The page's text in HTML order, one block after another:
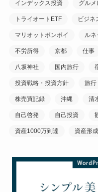
インデックス投資 グルメ
トライオートETF ビジネ
マリオットボンボイ ル
不労所得 京都 仕事
八坂神社 国内旅行
投資戦略・投資方針 旅行
株売買記録 沖縄 清
自己啓発 自己投資
資産1000万到達 資産形成